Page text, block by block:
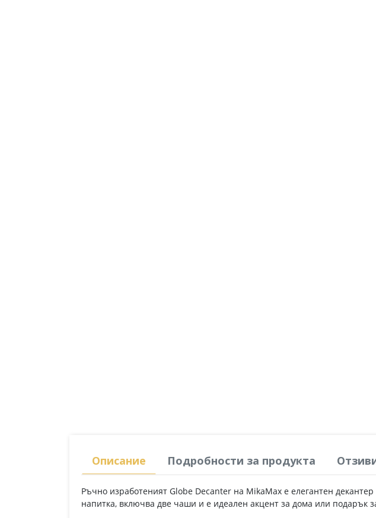
Описание Подробности за продукта
Ръчно изработеният Globe Decanter на MikaMax е елегантен
напитка, включва две чаши и е идеален акцент за дома или подарък